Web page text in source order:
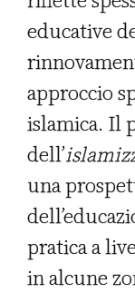
educative
approccio
islamica. Il
dell’
una
pratica a
in alcune